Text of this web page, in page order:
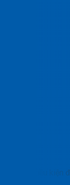
Điều kiện